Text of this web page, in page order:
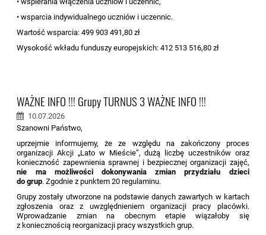
• wsparcia indywidualnego uczniów i uczennic.
Wartość wsparcia: 499 903 491,80 zł
Wysokość wkładu funduszy europejskich: 412 513 516,80 zł
WAŻNE INFO !!! Grupy TURNUS 3 WAŻNE INFO !!!
10.07.2026
Szanowni Państwo,
uprzejmie informujemy, że ze względu na zakończony proces
organizacji Akcji „Lato w Mieście”, dużą liczbę uczestników oraz
konieczność zapewnienia sprawnej i bezpiecznej organizacji zajęć,
nie ma możliwości dokonywania zmian przydziału dzieci
do grup. Zgodnie z punktem 20 regulaminu.
Grupy zostały utworzone na podstawie danych zawartych w kartach
zgłoszenia oraz z uwzględnieniem organizacji pracy placówki.
Wprowadzanie zmian na obecnym etapie wiązałoby się
z koniecznością reorganizacji pracy wszystkich grup.